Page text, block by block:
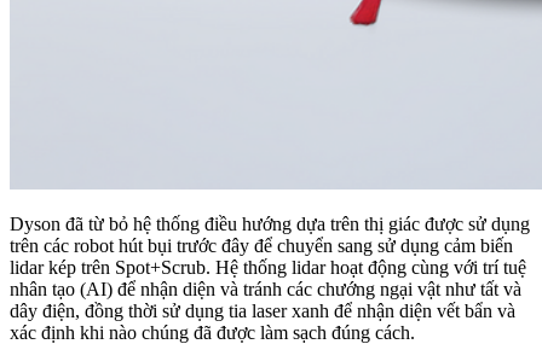
Dyson đã từ bỏ hệ thống điều hướng dựa trên thị giác được sử dụng
trên các robot hút bụi trước đây để chuyển sang sử dụng cảm biến
lidar kép trên Spot+Scrub. Hệ thống lidar hoạt động cùng với trí tuệ
nhân tạo (AI) để nhận diện và tránh các chướng ngại vật như tất và
dây điện, đồng thời sử dụng tia laser xanh để nhận diện vết bẩn và
xác định khi nào chúng đã được làm sạch đúng cách.